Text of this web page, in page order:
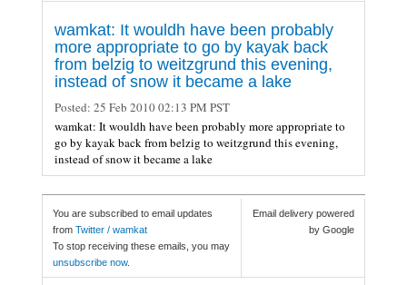
wamkat: It wouldh have been probably
more appropriate to go by kayak back
from belzig to weitzgrund this evening,
instead of snow it became a lake
Posted: 25 Feb 2010 02:13 PM PST
wamkat: It wouldh have been probably more appropriate to
go by kayak back from belzig to weitzgrund this evening,
instead of snow it became a lake
You are subscribed to email updates
from Twitter / wamkat
To stop receiving these emails, you may
unsubscribe now.
Email delivery powered
by Google